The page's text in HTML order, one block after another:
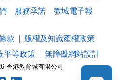
服務承諾 教城電子報
香港教育城有限公司
款
版權及知識產權政策
平等政策 無障礙網站設計